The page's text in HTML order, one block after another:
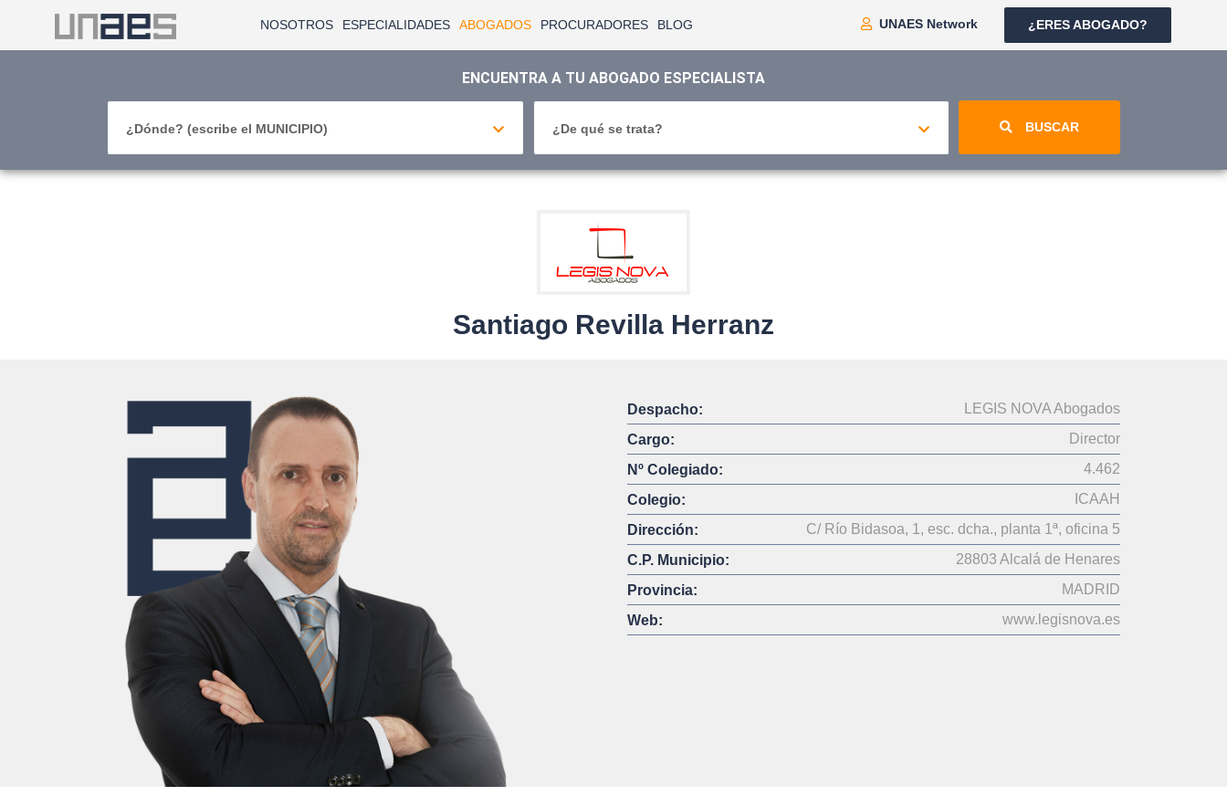
NOSOTROS ESPECIALIDADES ABOGADOS PROCURADORES BLOG UNAES Network ¿ERES ABOGADO?
ENCUENTRA A TU ABOGADO ESPECIALISTA
¿Dónde? (escribe el MUNICIPIO) ¿De qué se trata? BUSCAR
Santiago Revilla Herranz
Despacho:
LEGIS NOVA Abogados
Cargo:
Director
Nº Colegiado:
4.462
Colegio:
ICAAH
Dirección:
C/ Río Bidasoa, 1, esc. dcha., planta 1ª, oficina 5
C.P. Municipio:
28803 Alcalá de Henares
Provincia:
MADRID
Web:
www.legisnova.es